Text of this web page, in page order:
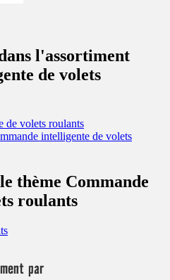
l'assortiment
de volets
de volets roulants
intelligente de volets
thème Commande
roulants
par